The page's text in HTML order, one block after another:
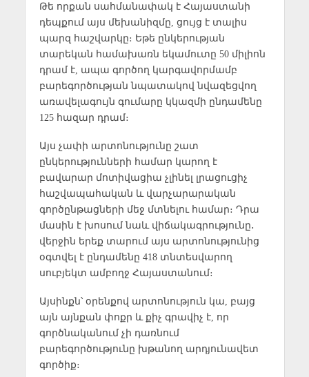
Թե որքան սահմանափակ է Հայաստանի
դեպքում այս մեխանիզմը, ցույց է տալիս
պարզ հաշվարկը։ Եթե ընկերության
տարեկան համախառն եկամուտը 50 միլիոն
դրամ է, ապա գործող կարգավորմամբ
բարեգործության նպատակով նվազեցվող
առավելագույն գումարը կկազմի ընդամենը
125 հազար դրամ։
Այս չափի արտոնությունը շատ
ընկերությունների համար կարող է
բավարար մոտիվացիա չլինել լրացուցիչ
հաշվապահական և վարչարարական
գործընթացների մեջ մտնելու համար։ Դրա
մասին է խոսում նաև վիճակագրությունը․
վերջին երեք տարում այս արտոնությունից
օգտվել է ընդամենը 418 տնտեսվարող
սուբյեկտ ամբողջ Հայաստանում։
Այսինքն՝ օրենքով արտոնություն կա, բայց
այն այնքան փոքր և քիչ գրավիչ է, որ
գործնականում չի դառնում
բարեգործությունը խթանող արդյունավետ
գործիք։